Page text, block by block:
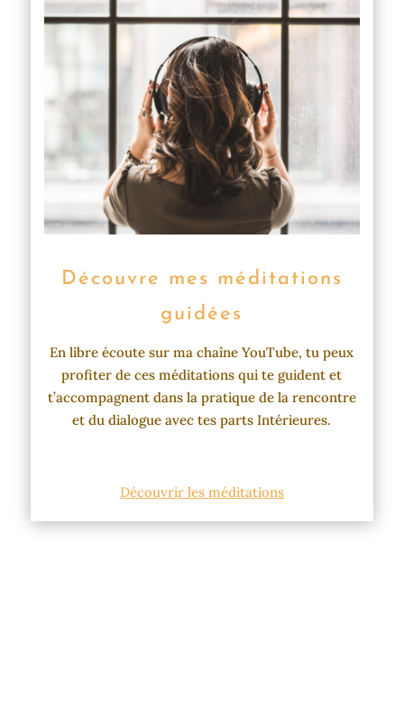
Découvre mes méditations
guidées
En libre écoute sur ma chaîne YouTube, tu peux
profiter de ces méditations qui te guident et
t’accompagnent dans la pratique de la rencontre
et du dialogue avec tes parts Intérieures.
Découvrir les méditations